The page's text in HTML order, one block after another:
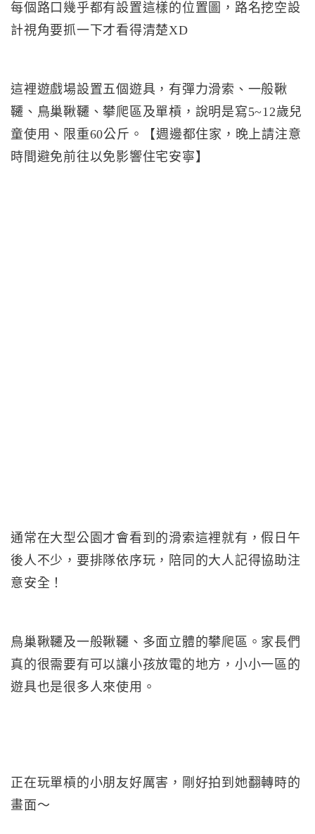
每個路口幾乎都有設置這樣的位置圖，路名挖空設
計視角要抓一下才看得清楚XD
這裡遊戲場設置五個遊具，有彈力滑索、一般鞦
韆、鳥巢鞦韆、攀爬區及單槓，說明是寫5~12歲兒
童使用、限重60公斤。【週邊都住家，晚上請注意
時間避免前往以免影響住宅安寧】
通常在大型公園才會看到的滑索這裡就有，假日午
後人不少，要排隊依序玩，陪同的大人記得協助注
意安全！
鳥巢鞦韆及一般鞦韆、多面立體的攀爬區。家長們
真的很需要有可以讓小孩放電的地方，小小一區的
遊具也是很多人來使用。
正在玩單槓的小朋友好厲害，剛好拍到她翻轉時的
畫面～